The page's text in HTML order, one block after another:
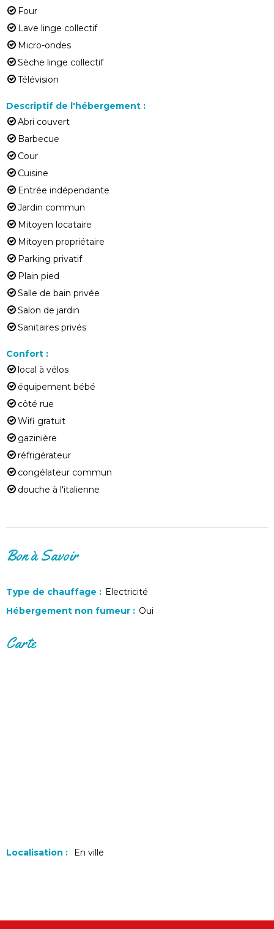
Four
Lave linge collectif
Micro-ondes
Sèche linge collectif
Télévision
Descriptif de l'hébergement :
Abri couvert
Barbecue
Cour
Cuisine
Entrée indépendante
Jardin commun
Mitoyen locataire
Mitoyen propriétaire
Parking privatif
Plain pied
Salle de bain privée
Salon de jardin
Sanitaires privés
Confort :
local à vélos
équipement bébé
côté rue
Wifi gratuit
gazinière
réfrigérateur
congélateur commun
douche à l'italienne
Bon à Savoir
Type de chauffage : Electricité
Hébergement non fumeur : Oui
Carte
Localisation : En ville